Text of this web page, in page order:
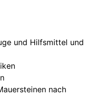
und Hilfsmittel und
nach